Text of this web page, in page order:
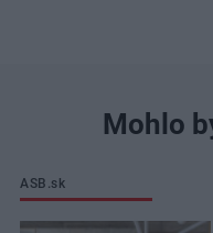
Mohlo
ASB.sk